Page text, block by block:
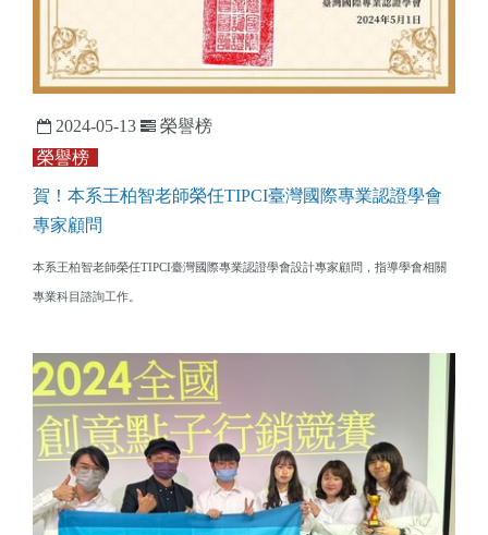
2024-05-13
榮譽榜
榮譽榜
賀！本系王柏智老師榮任TIPCI臺灣國際專業認證學會
專家顧問
本系王柏智老師榮任TIPCI臺灣國際專業認證學會設計專家顧問，指導學會相關
專業科目諮詢工作。